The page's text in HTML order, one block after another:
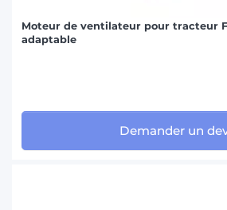
Moteur de ventilateur pour tracteur
adaptable
Demander un